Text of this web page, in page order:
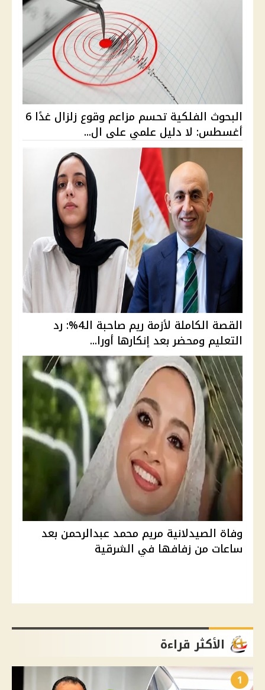
البحوث الفلكية تحسم مزاعم وقوع زلزال غدًا 6
أغسطس: لا دليل علمي على ال...
القصة الكاملة لأزمة ريم صاحبة الـ4%: رد
التعليم ومحضر بعد إنكارها أورا...
وفاة الصيدلانية مريم محمد عبدالرحمن بعد
ساعات من زفافها في الشرقية
الأكثر قراءة
1